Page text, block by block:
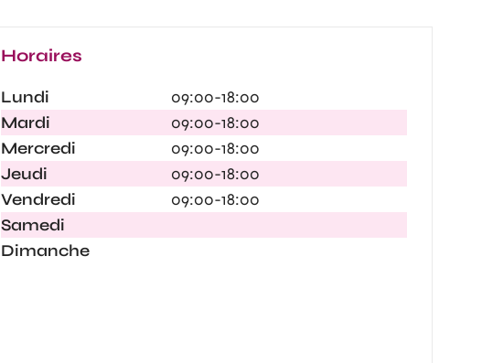
Horaires
Lundi
09:00-18:00
Mardi
09:00-18:00
Mercredi
09:00-18:00
Jeudi
09:00-18:00
Vendredi
09:00-18:00
Samedi
Dimanche